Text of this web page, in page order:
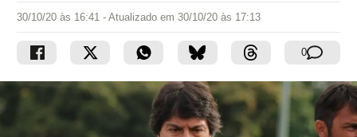
30/10/20 às 16:41 - Atualizado em 30/10/20 às 17:13
0